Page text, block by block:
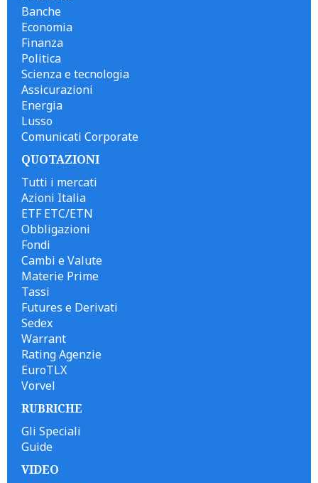
Banche
Economia
Finanza
Politica
Scienza e tecnologia
Assicurazioni
Energia
Lusso
Comunicati Corporate
QUOTAZIONI
Tutti i mercati
Azioni Italia
ETF ETC/ETN
Obbligazioni
Fondi
Cambi e Valute
Materie Prime
Tassi
Futures e Derivati
Sedex
Warrant
Rating Agenzie
EuroTLX
Vorvel
RUBRICHE
Gli Speciali
Guide
VIDEO